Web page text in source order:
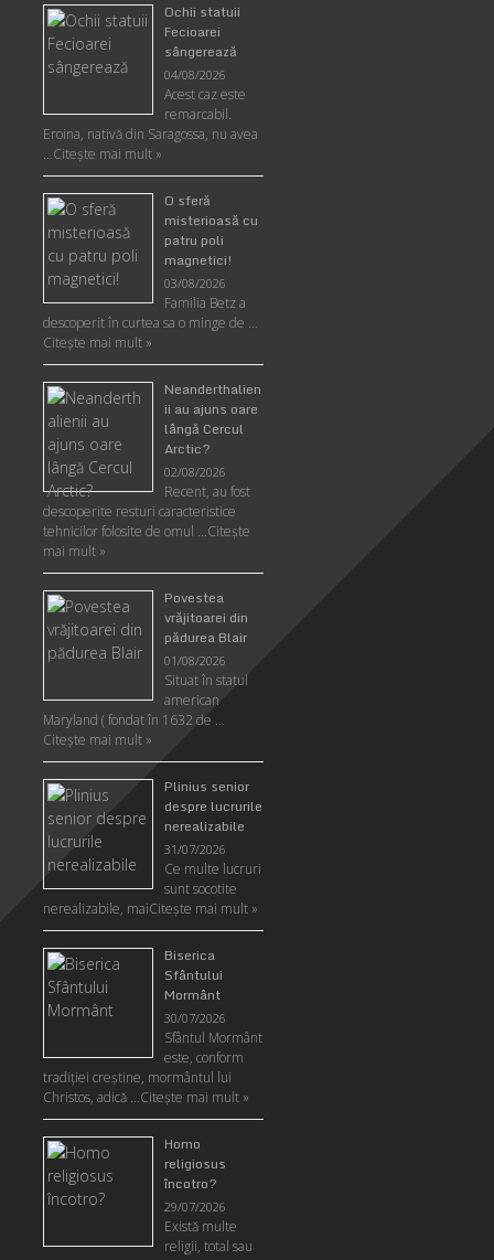
Ochii statuii
Fecioarei
sângerează
04/08/2026
Acest caz este
remarcabil.
Eroina, nativă din Saragossa, nu avea
…Citeşte mai mult »
O sferă
misterioasă cu
patru poli
magnetici!
03/08/2026
Familia Betz a
descoperit în curtea sa o minge de …
Citeşte mai mult »
Neanderthalien
ii au ajuns oare
lângă Cercul
Arctic?
02/08/2026
Recent, au fost
descoperite resturi caracteristice
tehnicilor folosite de omul …Citeşte
mai mult »
Povestea
vrăjitoarei din
pădurea Blair
01/08/2026
Situat în statul
american
Maryland ( fondat în 1632 de …
Citeşte mai mult »
Plinius senior
despre lucrurile
nerealizabile
31/07/2026
Ce multe lucruri
sunt socotite
nerealizabile, maiCiteşte mai mult »
Biserica
Sfântului
Mormânt
30/07/2026
Sfântul Mormânt
este, conform
tradiţiei creştine, mormântul lui
Christos, adică …Citeşte mai mult »
Homo
religiosus
încotro?
29/07/2026
Există multe
religii, total sau